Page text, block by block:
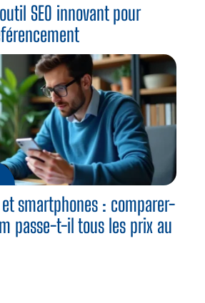
SEO innovant pour
et smartphones : comparer-
passe-t-il tous les prix au